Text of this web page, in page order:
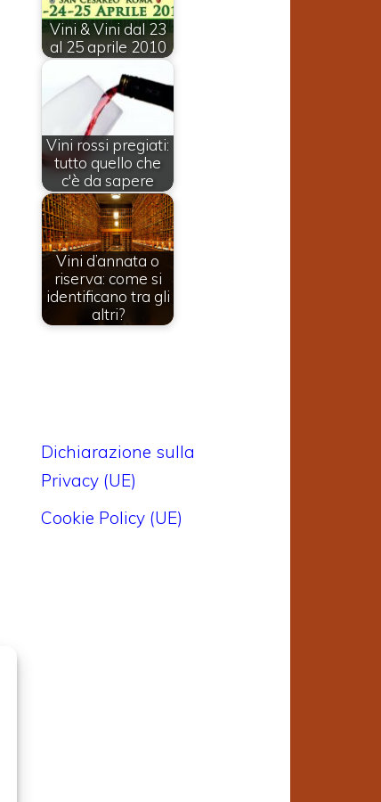
Vini & Vini dal 23
al 25 aprile 2010
Vini rossi pregiati:
tutto quello che
c'è da sapere
Vini d’annata o
riserva: come si
identificano tra gli
altri?
Dichiarazione sulla
Privacy (UE)
Cookie Policy (UE)